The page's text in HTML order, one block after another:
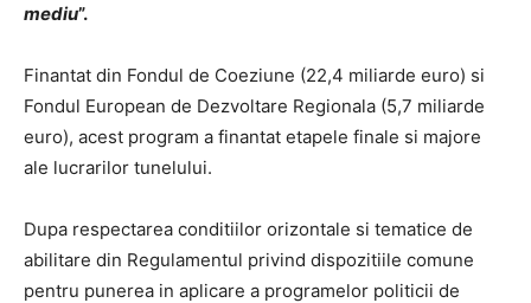
mediu”.
Finantat din Fondul de Coeziune (22,4 miliarde euro) si
Fondul European de Dezvoltare Regionala (5,7 miliarde
euro), acest program a finantat etapele finale si majore
ale lucrarilor tunelului.
Dupa respectarea conditiilor orizontale si tematice de
abilitare din Regulamentul privind dispozitiile comune
pentru punerea in aplicare a programelor politicii de